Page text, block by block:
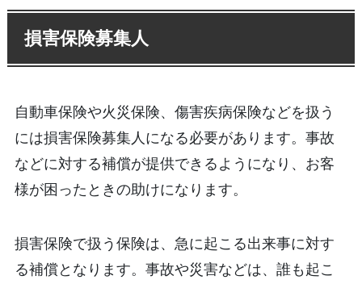
損害保険募集人
自動車保険や火災保険、傷害疾病保険などを扱う
には損害保険募集人になる必要があります。事故
などに対する補償が提供できるようになり、お客
様が困ったときの助けになります。
損害保険で扱う保険は、急に起こる出来事に対す
る補償となります。事故や災害などは、誰も起こ